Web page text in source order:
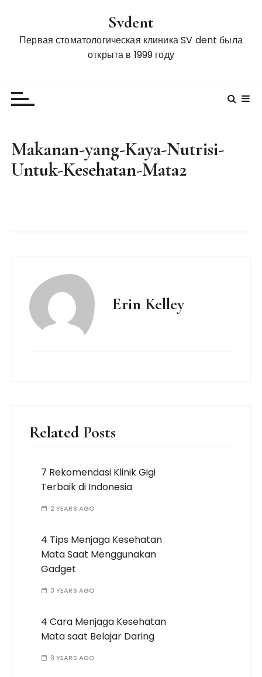
Svdent
Первая стоматологическая клиника SV dent была
открыта в 1999 году
Makanan-yang-Kaya-Nutrisi-
Untuk-Kesehatan-Mata2
Erin Kelley
Related Posts
7 Rekomendasi Klinik Gigi
Terbaik di Indonesia
2 YEARS AGO
4 Tips Menjaga Kesehatan
Mata Saat Menggunakan
Gadget
3 YEARS AGO
4 Cara Menjaga Kesehatan
Mata saat Belajar Daring
3 YEARS AGO